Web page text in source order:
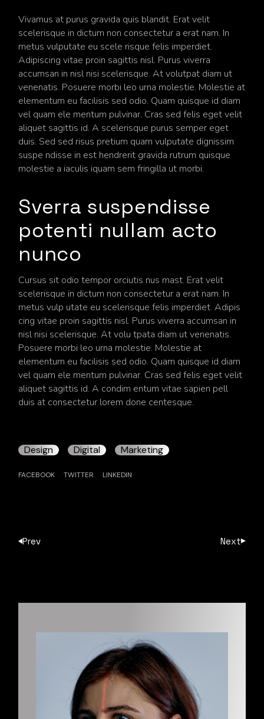
Vivamus at purus gravida quis blandit. Erat velit
scelerisque in dictum non consectetur a erat nam. In
metus vulputate eu scele risque felis imperdiet.
Adipiscing vitae proin sagittis nisl. Purus viverra
accumsan in nisl nisi scelerisque. At volutpat diam ut
venenatis. Posuere morbi leo urna molestie. Molestie at
elementum eu facilisis sed odio. Quam quisque id diam
vel quam ele mentum pulvinar. Cras sed felis eget velit
aliquet sagittis id. A scelerisque purus semper eget
duis. Sed sed risus pretium quam vulputate dignissim
suspe ndisse in est hendrerit gravida rutrum quisque
molestie a iaculis iquam sem fringilla ut morbi.
Sverra suspendisse
potenti nullam acto
nunco
Cursus sit odio tempor orciutis nus mast. Erat velit
scelerisque in dictum non consectetur a erat nam. In
metus vulp utate eu scelerisque felis imperdiet. Adipis
cing vitae proin sagittis nisl. Purus viverra accumsan in
nisl nisi scelerisque. At volu tpata diam ut venenatis.
Posuere morbi leo urna molestie. Molestie at
elementum eu facilisis sed odio. Quam quisque id diam
vel quam ele mentum pulvinar. Cras sed felis eget velit
aliquet sagittis id. A condim entum vitae sapien pell
duis at consectetur lorem done centesque.
Design Digital Marketing
FACEBOOK TWITTER LINKEDIN
Prev Next